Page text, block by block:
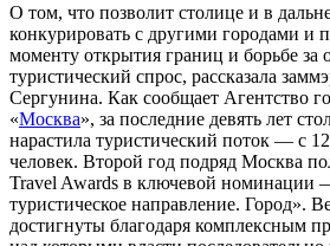
О том, что позволит столице и в
конкурировать с другими городами и
моменту открытия границ и борьбе за
туристический спрос, рассказала
Сергунина. Как сообщает Агентство
«Москва», за последние девять лет
нарастила туристический поток — с
человек. Второй год подряд Москва
Travel Awards в ключевой номинации
туристическое направление. Город».
достигнуты благодаря комплексным